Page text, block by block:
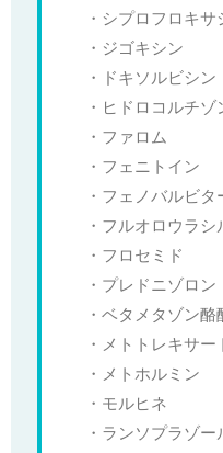
・シプロフロキサ
・ジゴキシン
・ドキソルビシン
・ヒドロコルチゾ
・ファロム
・フェニトイン
・フェノバルビタ
・フルオロウラシ
・フロセミド
・プレドニゾロン
・ベタメタゾン
・メトトレキサー
・メトホルミン
・モルヒネ
・ランソプラゾー